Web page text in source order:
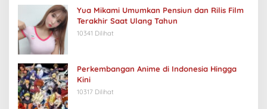
Yua Mikami Umumkan Pensiun dan Rilis Film
Terakhir Saat Ulang Tahun
10341 Dilihat
Perkembangan Anime di Indonesia Hingga
Kini
10317 Dilihat